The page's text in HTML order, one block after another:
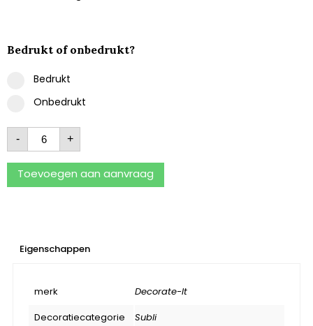
Bedrukt of onbedrukt?
Bedrukt
Onbedrukt
- +
Toevoegen aan aanvraag
Eigenschappen
merk
Decorate-It
Decoratiecategorie
Subli